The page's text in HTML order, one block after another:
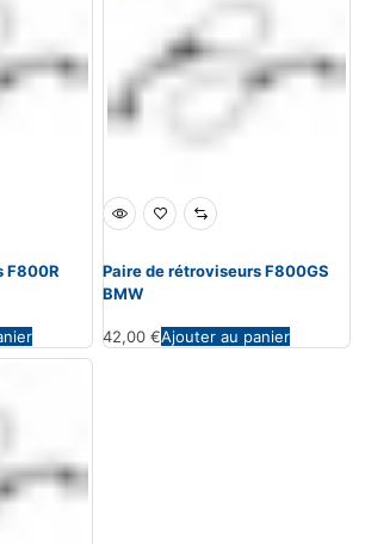
F800R
Paire de rétroviseurs F800GS
BMW
42,00 €Ajouter au panier